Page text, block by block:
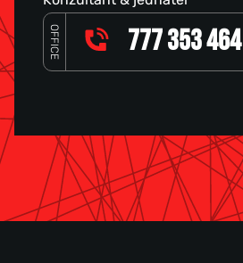
OFFICE 777 353 464